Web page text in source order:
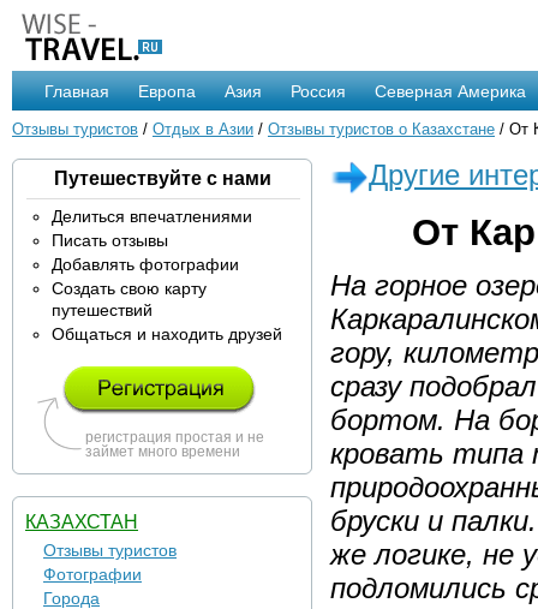
Главная Европа Азия Россия Северная Америка
Отзывы туристов / Отдых в Азии / Отзывы туристов о Казахстане / От
Путешествуйте с нами
Делиться впечатлениями
Писать отзывы
Добавлять фотографии
Создать свою карту
путешествий
Общаться и находить друзей
регистрация простая и не
займет много времени
КАЗАХСТАН
Отзывы туристов
Фотографии
Города
Другие
От
На горное
гору,
сразу
бортом. На
кровать типа
бруски и
же логике, не
подломились